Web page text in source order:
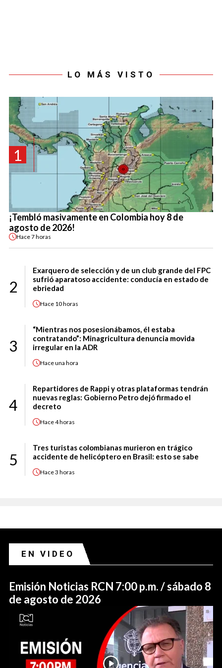
LO MÁS VISTO
1
¡Tembló masivamente en Colombia hoy 8 de
agosto de 2026!
Hace7 horas
2
Exarquero de selección y de un club grande del FPC
sufrió aparatoso accidente: conducía en estado de
ebriedad
Hace 10 horas
3
“Mientras nos posesionábamos, él estaba
contratando”: Minagricultura denuncia movida
irregular en la ADR
Haceuna hora
4
Repartidores de Rappi y otras plataformas tendrán
nuevas reglas: Gobierno Petro dejó firmado el
decreto
Hace4 horas
5
Tres turistas colombianas murieron en trágico
accidente de helicóptero en Brasil: esto se sabe
Hace3 horas
EN VIDEO
Emisión Noticias RCN 7:00 p.m. / sábado 8
de agosto de 2026